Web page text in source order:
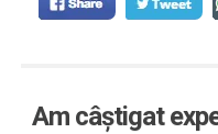
Am câștigat